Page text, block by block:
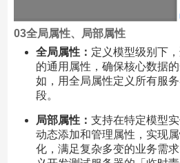
03全局属性、局部属性
全局属性： 定义模型级别下
的通用属性，确保核心数据
如，用全局属性定义所有服
段。
局部属性： 支持在特定模型
动态添加和管理属性，实现
化，满足复杂多变的业务需